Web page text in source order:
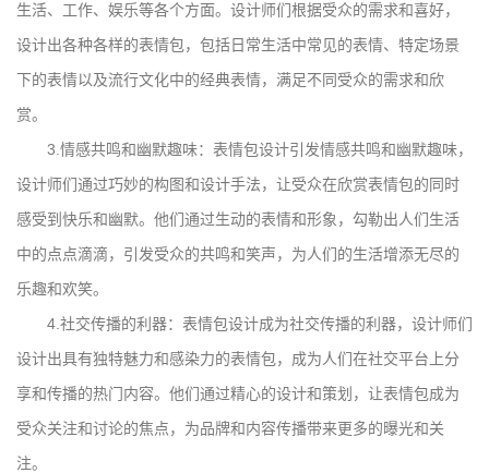
生活、工作、娱乐等各个方面。设计师们根据受众的需求和喜好，
设计出各种各样的表情包，包括日常生活中常见的表情、特定场景
下的表情以及流行文化中的经典表情，满足不同受众的需求和欣
赏。
3.情感共鸣和幽默趣味：表情包设计引发情感共鸣和幽默趣味，
设计师们通过巧妙的构图和设计手法，让受众在欣赏表情包的同时
感受到快乐和幽默。他们通过生动的表情和形象，勾勒出人们生活
中的点点滴滴，引发受众的共鸣和笑声，为人们的生活增添无尽的
乐趣和欢笑。
4.社交传播的利器：表情包设计成为社交传播的利器，设计师们
设计出具有独特魅力和感染力的表情包，成为人们在社交平台上分
享和传播的热门内容。他们通过精心的设计和策划，让表情包成为
受众关注和讨论的焦点，为品牌和内容传播带来更多的曝光和关
注。